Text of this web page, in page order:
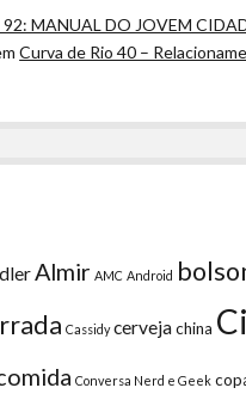
MANUAL DO JOVEM
Curva de Rio 40 –
Almir AMC Android
Cassidy cervejachina
Conversa Nerd e Geek